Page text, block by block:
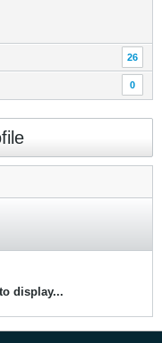
26
0
display...